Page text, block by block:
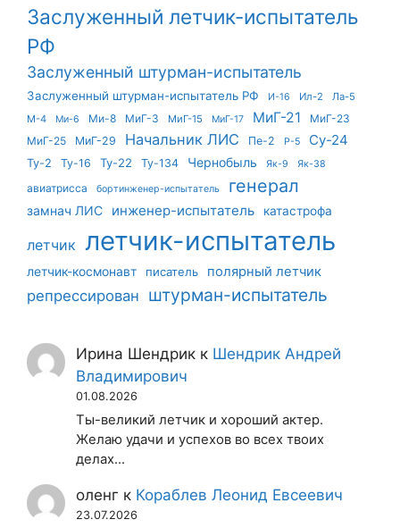
Заслуженный летчик-испытатель
РФ
Заслуженный штурман-испытатель
Заслуженный штурман-испытатель РФ И-16 Ил-2
Ла-5
М-4
Ми-6 Ми-8 МиГ-3 МиГ-15 МиГ-17 МиГ-21
МиГ-23
МиГ-25
МиГ-29 Начальник ЛИС Пе-2 Р-5 Су-24
Ту-2 Ту-16 Ту-22 Ту-134 Чернобыль Як-9 Як-38
авиатрисса бортинженер-испытатель генерал
замнач ЛИС инженер-испытатель катастрофа
летчик летчик-испытатель
летчик-космонавт писатель полярный летчик
репрессирован штурман-испытатель
Ирина Шендрик к Шендрик Андрей
Владимирович
01.08.2026
Ты-великий летчик и хороший актер.
Желаю удачи и успехов во всех твоих
делах...
оленг к Кораблев Леонид Евсеевич
23.07.2026